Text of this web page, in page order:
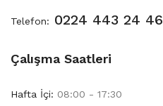
Telefon: 0224 443 24 46
Çalışma Saatleri
Hafta İçi: 08:00 - 17:30